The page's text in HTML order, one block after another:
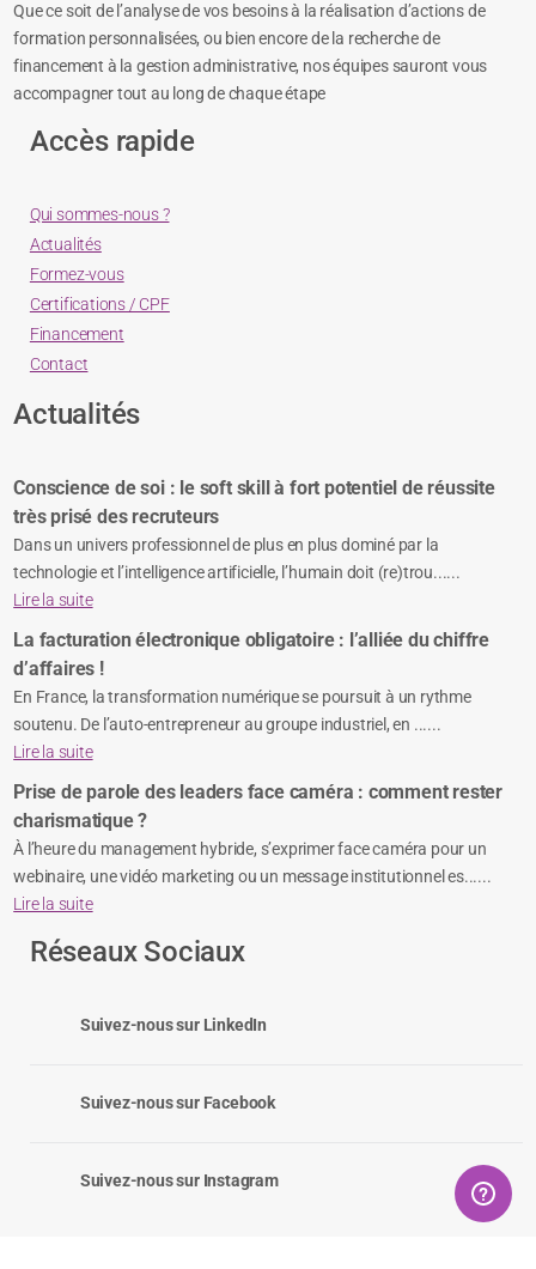
Que ce soit de l’analyse de vos besoins à la réalisation d’actions de
formation personnalisées, ou bien encore de la recherche de
financement à la gestion administrative, nos équipes sauront vous
accompagner tout au long de chaque étape
Accès rapide
Qui sommes-nous ?
Actualités
Formez-vous
Certifications / CPF
Financement
Contact
Actualités
Conscience de soi : le soft skill à fort potentiel de réussite
très prisé des recruteurs
Dans un univers professionnel de plus en plus dominé par la
technologie et l’intelligence artificielle, l’humain doit (re)trou......
Lire la suite
La facturation électronique obligatoire : l’alliée du chiffre
d’affaires !
En France, la transformation numérique se poursuit à un rythme
soutenu. De l’auto-entrepreneur au groupe industriel, en ......
Lire la suite
Prise de parole des leaders face caméra : comment rester
charismatique ?
À l’heure du management hybride, s’exprimer face caméra pour un
webinaire, une vidéo marketing ou un message institutionnel es......
Lire la suite
Réseaux Sociaux
Suivez-nous sur LinkedIn
Suivez-nous sur Facebook
Suivez-nous sur Instagram